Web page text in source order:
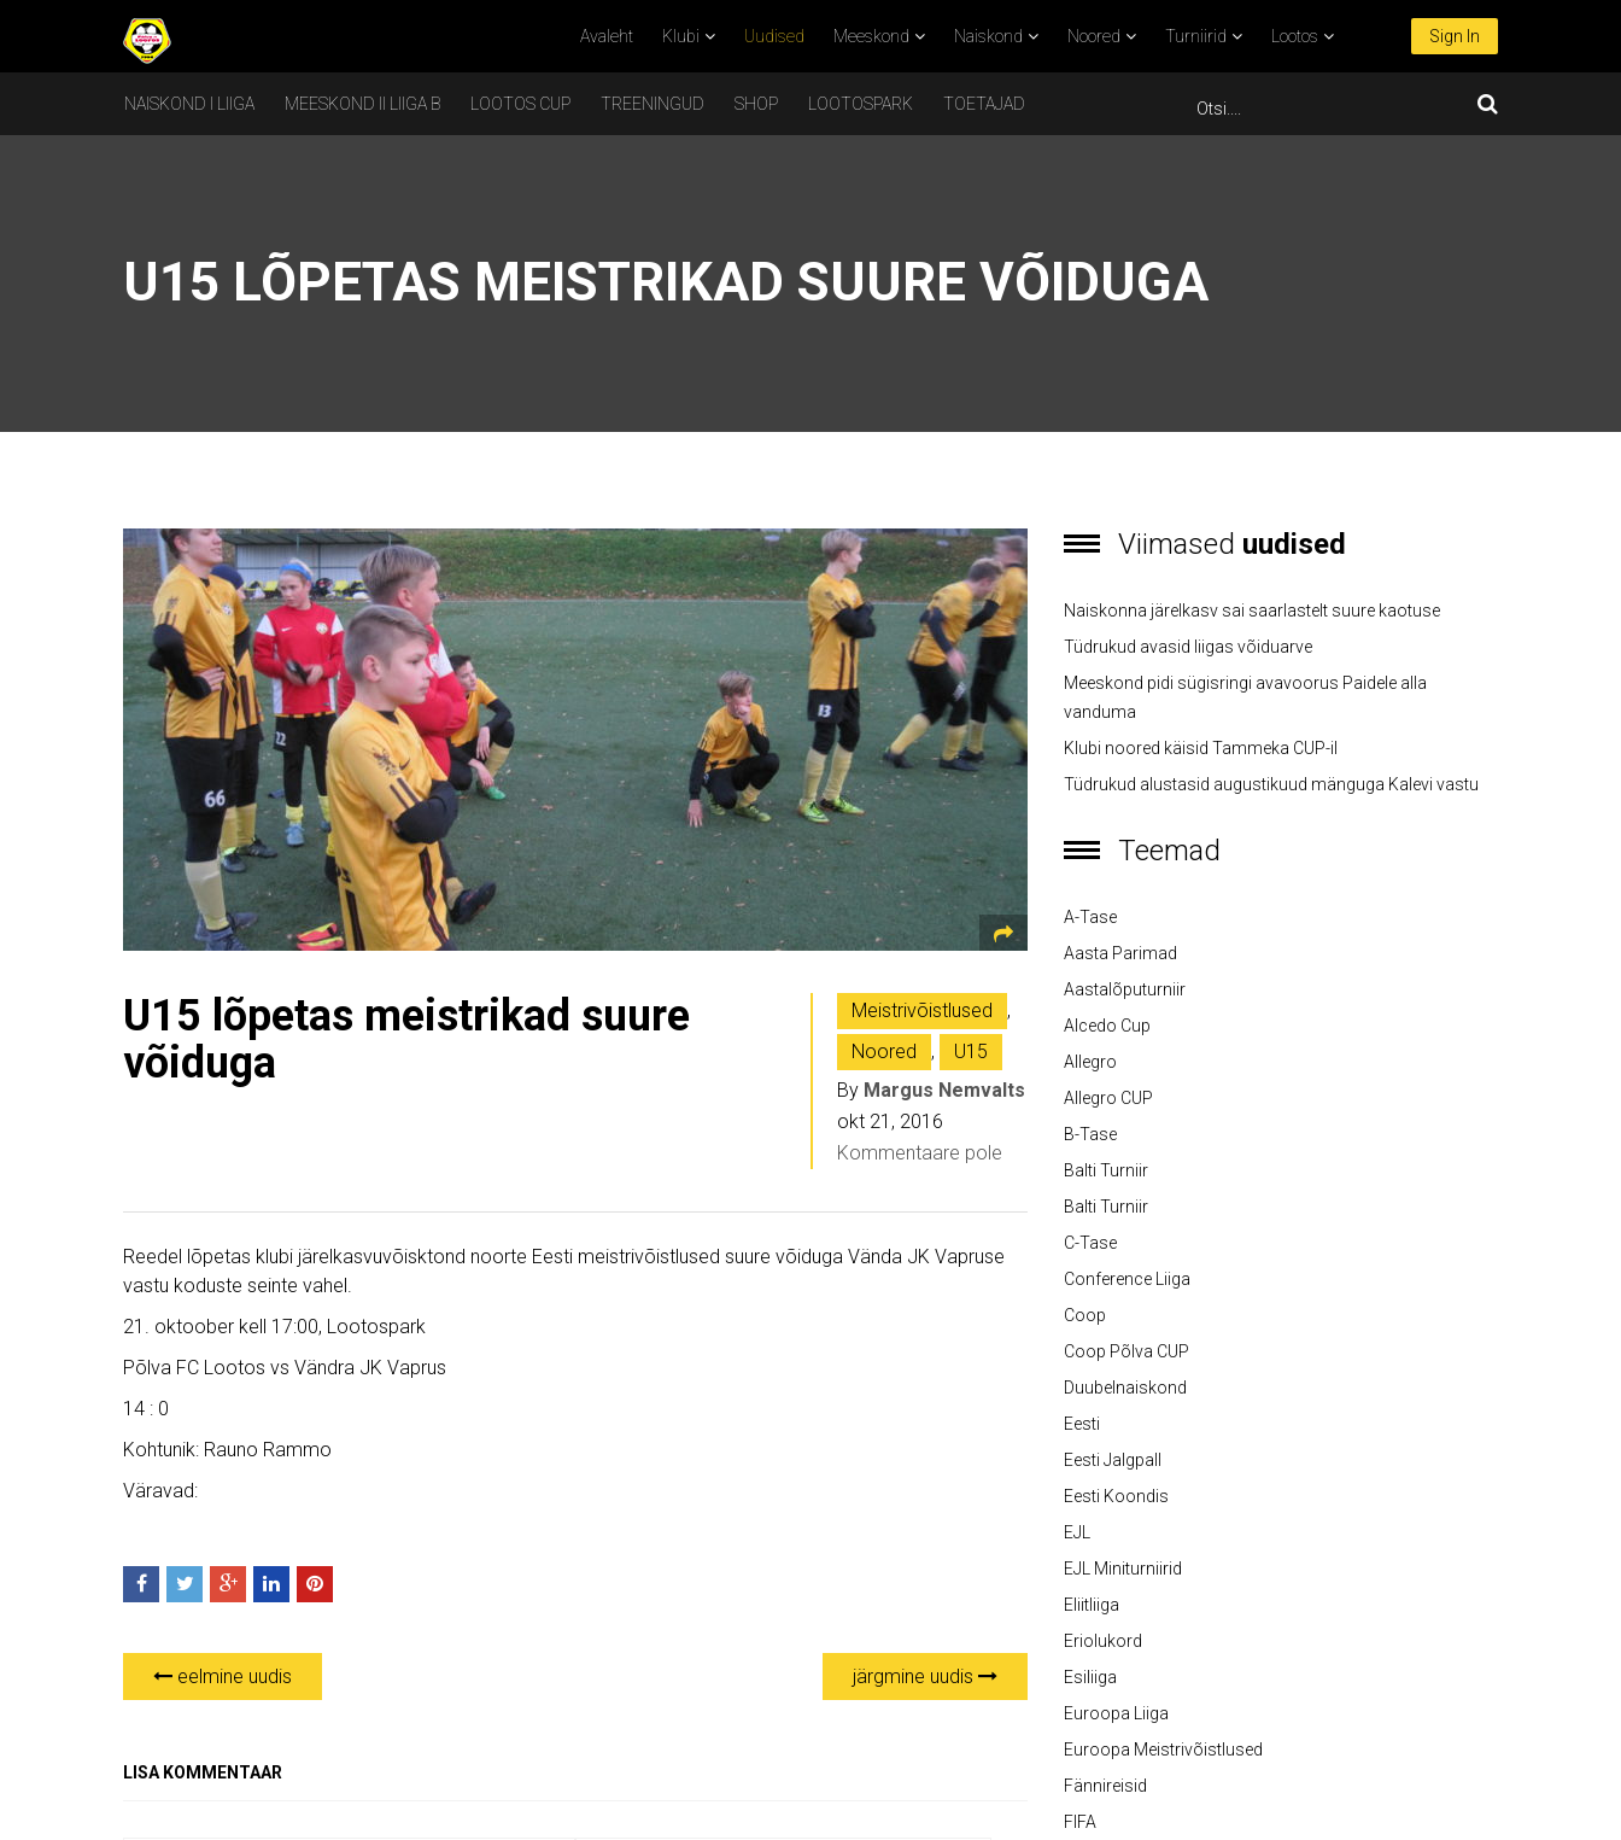
Avaleht Klubi Uudised Meeskond Naiskond Noored Turniirid Lootos Sign In
NAISKOND I LIIGA MEESKOND II LIIGA B LOOTOS CUP TREENINGUD SHOP LOOTOSPARK TOETAJAD
U15 LÕPETAS MEISTRIKAD SUURE VÕIDUGA
U15 lõpetas meistrikad suure
võiduga
Meistrivõistlused
,
Noored
,
U15
By Margus Nemvalts
okt 21, 2016
Kommentaare pole
Reedel lõpetas klubi järelkasvuvõisktond noorte Eesti meistrivõistlused suure võiduga Vända JK Vapruse
vastu koduste seinte vahel.
21. oktoober kell 17:00, Lootospark
Põlva FC Lootos vs Vändra JK Vaprus
14 : 0
Kohtunik: Rauno Rammo
Väravad:
eelmine uudis järgmine uudis
LISA KOMMENTAAR
Viimased uudised
Naiskonna järelkasv sai saarlastelt suure kaotuse
Tüdrukud avasid liigas võiduarve
Meeskond pidi sügisringi avavoorus Paidele alla
vanduma
Klubi noored käisid Tammeka CUP-il
Tüdrukud alustasid augustikuud mänguga Kalevi vastu
Teemad
A-Tase
Aasta Parimad
Aastalõputurniir
Alcedo Cup
Allegro
Allegro CUP
B-Tase
Balti Turniir
Balti Turniir
C-Tase
Conference Liiga
Coop
Coop Põlva CUP
Duubelnaiskond
Eesti
Eesti Jalgpall
Eesti Koondis
EJL
EJL Miniturniirid
Eliitliiga
Eriolukord
Esiliiga
Euroopa Liiga
Euroopa Meistrivõistlused
Fännireisid
FIFA